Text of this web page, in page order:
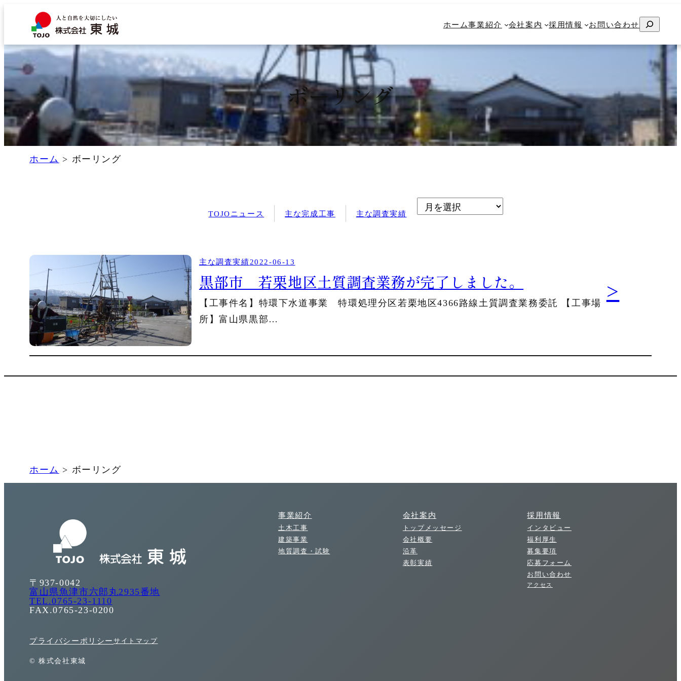
ス
キ
ッ
プ
ホーム事業紹介 会社案内 採用情報 お問い合わせ 検
ホーム 事業紹介 会社案内 採用情報 お問い合わせ検
ボーリング
ホーム > ボーリング
TOJOニュース 主な完成工事 主な調査実績
ー
主な調査実績2022-06-13
黒部市 若栗地区土質調査業務が完了しました。
【工事件名】特環下水道事業 特環処理分区若栗地区4366路線土質調査業務委託 【工事場
所】富山県黒部…
>
若
ホーム > ボーリング
〒937-0042
富山県魚津市六郎丸2935番地
TEL.0765-23-1110
FAX.0765-23-0200
事業紹介
土木工事
建築事業
地質調査・試験
会社案内
トップメッセージ
会社概要
沿革
表彰実績
採用情報
インタビュー
福利厚生
募集要項
応募フォーム
お問い合わせ
アクセス
プライバシーポリシー サイトマップ
© 株式会社東城